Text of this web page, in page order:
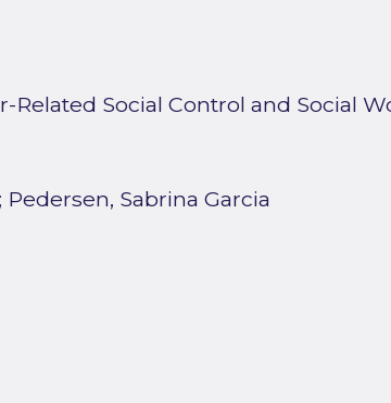
Social Control and Social
; Pedersen, Sabrina Garcia